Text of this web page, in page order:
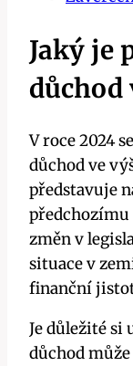
Jaký je
důchod
V roce 2024
důchod ve
představuje
předchozímu
změn v
situace v
finanční
Je důležité si
důchod